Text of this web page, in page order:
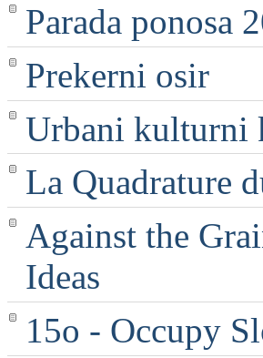
Parada ponosa
Prekerni osir
Urbani kulturni
La Quadrature
Against the
Ideas
15o - Occupy